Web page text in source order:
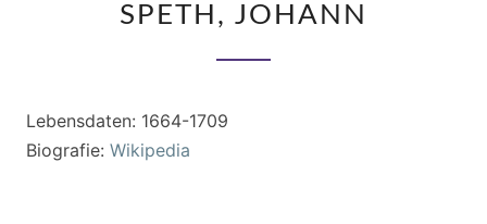
JOHANN
SPETH, JOHANN
Lebensdaten: 1664-1709
Biografie: Wikipedia